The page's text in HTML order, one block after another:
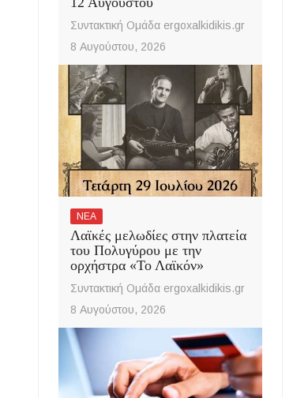
Συντακτική Ομάδα ergoxalkidikis.gr
8 Αυγούστου, 2026
ΝΕΑ
Λαϊκές μελωδίες στην πλατεία
του Πολυγύρου με την
ορχήστρα «Το Λαϊκόν»
Συντακτική Ομάδα ergoxalkidikis.gr
8 Αυγούστου, 2026